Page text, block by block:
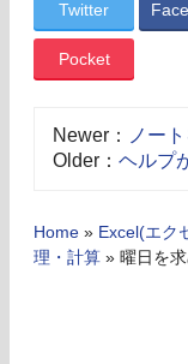
Twitter
Pocket
Newer：
ノー
Older： ヘルプ
Home » Excel(エク
理・計算 » 曜日を